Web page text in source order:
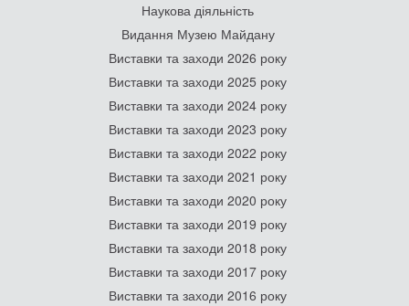
Наукова діяльність
Видання Музею Майдану
Виставки та заходи 2026 року
Виставки та заходи 2025 року
Виставки та заходи 2024 року
Виставки та заходи 2023 року
Виставки та заходи 2022 року
Виставки та заходи 2021 року
Виставки та заходи 2020 року
Виставки та заходи 2019 року
Виставки та заходи 2018 року
Виставки та заходи 2017 року
Виставки та заходи 2016 року